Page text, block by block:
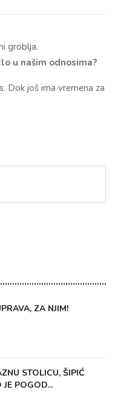
groblja.
u našim odnosima?
Dok još ima vremena za
ZA NJIM!
STOLICU, ŠIPIĆ
POGOD...